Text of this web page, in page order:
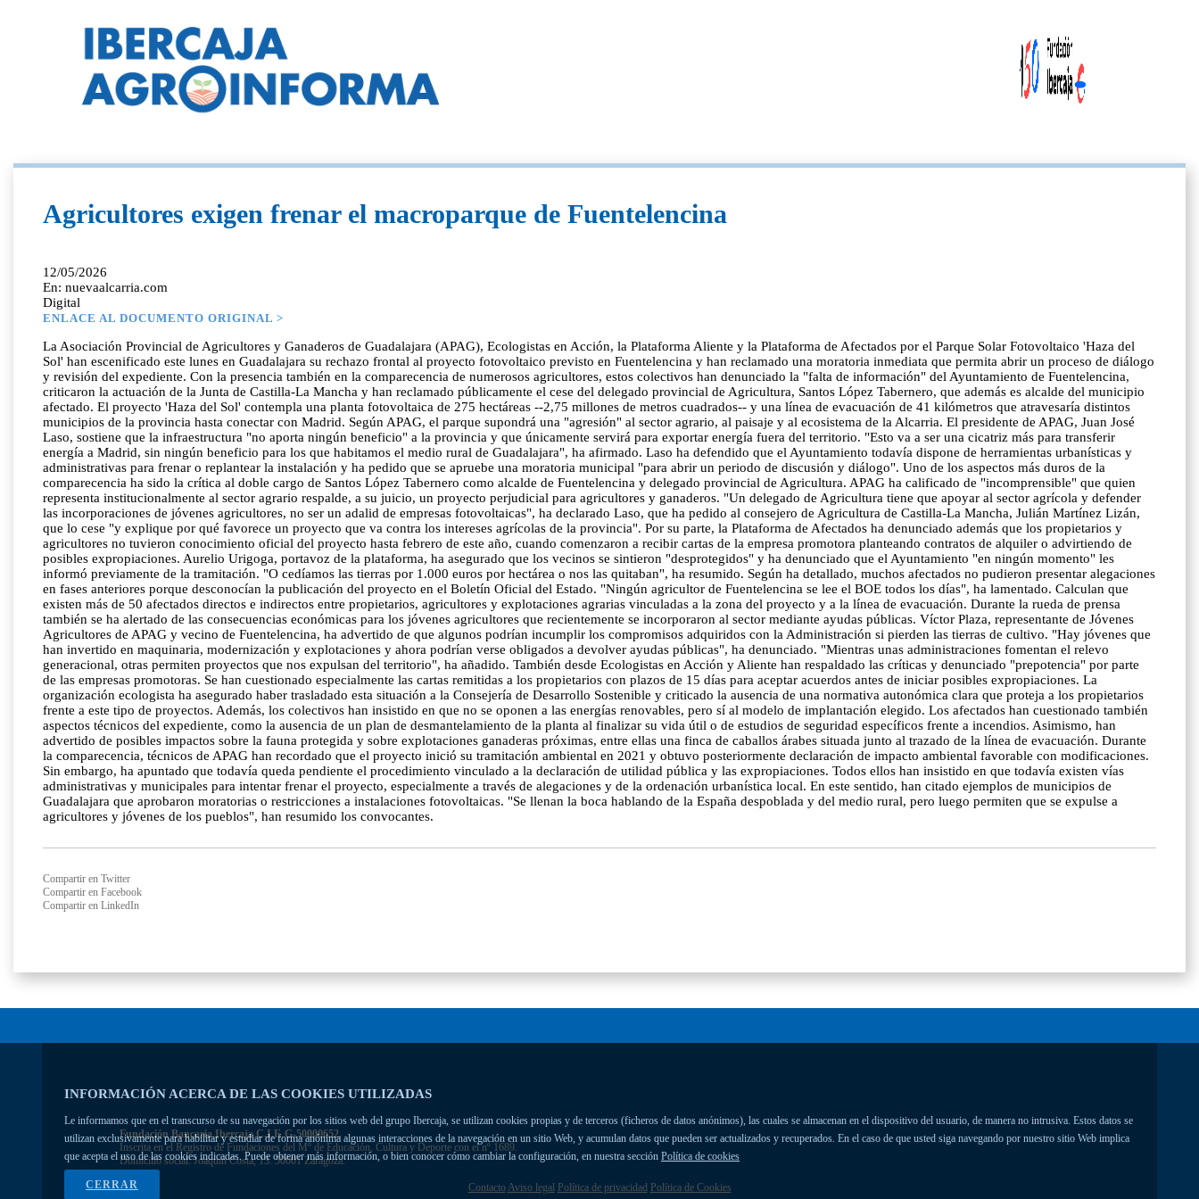
INFORMACIÓN ACERCA DE LAS COOKIES UTILIZADAS
Le informamos que en el transcurso de su navegación por los sitios web del grupo Ibercaja, se utilizan cookies propias y de terceros (ficheros de datos anónimos), las cuales se almacenan en el dispositivo del usuario, de manera no intrusiva. Estos datos se
utilizan exclusivamente para habilitar y estudiar de forma anónima algunas interacciones de la navegación en un sitio Web, y acumulan datos que pueden ser actualizados y recuperados. En el caso de que usted siga navegando por nuestro sitio Web implica
que acepta el uso de las cookies indicadas. Puede obtener más información, o bien conocer cómo cambiar la configuración, en nuestra sección Política de cookies
CERRAR
Agricultores exigen frenar el macroparque de Fuentelencina
12/05/2026
En: nuevaalcarria.com
Digital
ENLACE AL DOCUMENTO ORIGINAL >
La Asociación Provincial de Agricultores y Ganaderos de Guadalajara (APAG), Ecologistas en Acción, la Plataforma Aliente y la Plataforma de Afectados por el Parque Solar Fotovoltaico 'Haza del
Sol' han escenificado este lunes en Guadalajara su rechazo frontal al proyecto fotovoltaico previsto en Fuentelencina y han reclamado una moratoria inmediata que permita abrir un proceso de diálogo
y revisión del expediente. Con la presencia también en la comparecencia de numerosos agricultores, estos colectivos han denunciado la "falta de información" del Ayuntamiento de Fuentelencina,
criticaron la actuación de la Junta de Castilla-La Mancha y han reclamado públicamente el cese del delegado provincial de Agricultura, Santos López Tabernero, que además es alcalde del municipio
afectado. El proyecto 'Haza del Sol' contempla una planta fotovoltaica de 275 hectáreas --2,75 millones de metros cuadrados-- y una línea de evacuación de 41 kilómetros que atravesaría distintos
municipios de la provincia hasta conectar con Madrid. Según APAG, el parque supondrá una "agresión" al sector agrario, al paisaje y al ecosistema de la Alcarria. El presidente de APAG, Juan José
Laso, sostiene que la infraestructura "no aporta ningún beneficio" a la provincia y que únicamente servirá para exportar energía fuera del territorio. "Esto va a ser una cicatriz más para transferir
energía a Madrid, sin ningún beneficio para los que habitamos el medio rural de Guadalajara", ha afirmado. Laso ha defendido que el Ayuntamiento todavía dispone de herramientas urbanísticas y
administrativas para frenar o replantear la instalación y ha pedido que se apruebe una moratoria municipal "para abrir un periodo de discusión y diálogo". Uno de los aspectos más duros de la
comparecencia ha sido la crítica al doble cargo de Santos López Tabernero como alcalde de Fuentelencina y delegado provincial de Agricultura. APAG ha calificado de "incomprensible" que quien
representa institucionalmente al sector agrario respalde, a su juicio, un proyecto perjudicial para agricultores y ganaderos. "Un delegado de Agricultura tiene que apoyar al sector agrícola y defender
las incorporaciones de jóvenes agricultores, no ser un adalid de empresas fotovoltaicas", ha declarado Laso, que ha pedido al consejero de Agricultura de Castilla-La Mancha, Julián Martínez Lizán,
que lo cese "y explique por qué favorece un proyecto que va contra los intereses agrícolas de la provincia". Por su parte, la Plataforma de Afectados ha denunciado además que los propietarios y
agricultores no tuvieron conocimiento oficial del proyecto hasta febrero de este año, cuando comenzaron a recibir cartas de la empresa promotora planteando contratos de alquiler o advirtiendo de
posibles expropiaciones. Aurelio Urigoga, portavoz de la plataforma, ha asegurado que los vecinos se sintieron "desprotegidos" y ha denunciado que el Ayuntamiento "en ningún momento" les
informó previamente de la tramitación. "O cedíamos las tierras por 1.000 euros por hectárea o nos las quitaban", ha resumido. Según ha detallado, muchos afectados no pudieron presentar alegaciones
en fases anteriores porque desconocían la publicación del proyecto en el Boletín Oficial del Estado. "Ningún agricultor de Fuentelencina se lee el BOE todos los días", ha lamentado. Calculan que
existen más de 50 afectados directos e indirectos entre propietarios, agricultores y explotaciones agrarias vinculadas a la zona del proyecto y a la línea de evacuación. Durante la rueda de prensa
también se ha alertado de las consecuencias económicas para los jóvenes agricultores que recientemente se incorporaron al sector mediante ayudas públicas. Víctor Plaza, representante de Jóvenes
Agricultores de APAG y vecino de Fuentelencina, ha advertido de que algunos podrían incumplir los compromisos adquiridos con la Administración si pierden las tierras de cultivo. "Hay jóvenes que
han invertido en maquinaria, modernización y explotaciones y ahora podrían verse obligados a devolver ayudas públicas", ha denunciado. "Mientras unas administraciones fomentan el relevo
generacional, otras permiten proyectos que nos expulsan del territorio", ha añadido. También desde Ecologistas en Acción y Aliente han respaldado las críticas y denunciado "prepotencia" por parte
de las empresas promotoras. Se han cuestionado especialmente las cartas remitidas a los propietarios con plazos de 15 días para aceptar acuerdos antes de iniciar posibles expropiaciones. La
organización ecologista ha asegurado haber trasladado esta situación a la Consejería de Desarrollo Sostenible y criticado la ausencia de una normativa autonómica clara que proteja a los propietarios
frente a este tipo de proyectos. Además, los colectivos han insistido en que no se oponen a las energías renovables, pero sí al modelo de implantación elegido. Los afectados han cuestionado también
aspectos técnicos del expediente, como la ausencia de un plan de desmantelamiento de la planta al finalizar su vida útil o de estudios de seguridad específicos frente a incendios. Asimismo, han
advertido de posibles impactos sobre la fauna protegida y sobre explotaciones ganaderas próximas, entre ellas una finca de caballos árabes situada junto al trazado de la línea de evacuación. Durante
la comparecencia, técnicos de APAG han recordado que el proyecto inició su tramitación ambiental en 2021 y obtuvo posteriormente declaración de impacto ambiental favorable con modificaciones.
Sin embargo, ha apuntado que todavía queda pendiente el procedimiento vinculado a la declaración de utilidad pública y las expropiaciones. Todos ellos han insistido en que todavía existen vías
administrativas y municipales para intentar frenar el proyecto, especialmente a través de alegaciones y de la ordenación urbanística local. En este sentido, han citado ejemplos de municipios de
Guadalajara que aprobaron moratorias o restricciones a instalaciones fotovoltaicas. "Se llenan la boca hablando de la España despoblada y del medio rural, pero luego permiten que se expulse a
agricultores y jóvenes de los pueblos", han resumido los convocantes.
Compartir en Twitter
Compartir en Facebook
Compartir en LinkedIn
Fundación Bancaria Ibercaja C.I.F. G-50000652.
Inscrita en el Registro de Fundaciones del Mº de Educación, Cultura y Deporte con el nº 1689.
Domicilio social: Joaquín Costa, 13. 50001 Zaragoza.
Contacto Aviso legal Política de privacidad Política de Cookies